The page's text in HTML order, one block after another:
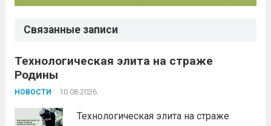
Связанные записи
Технологическая элита на страже
Родины
НОВОСТИ 10.08.2026
Технологическая элита на страже